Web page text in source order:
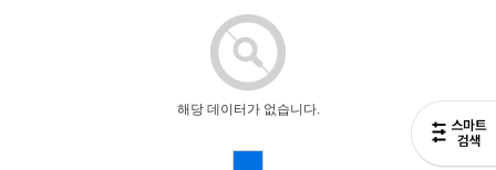
해당 데이터가 없습니다.